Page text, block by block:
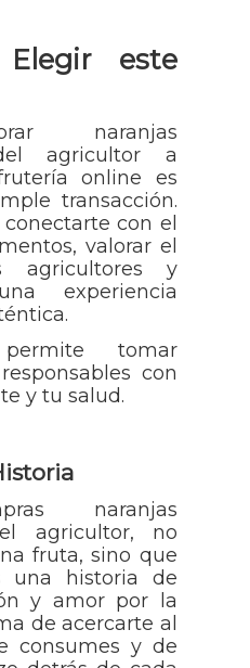
este
naranjas
agricultor a
online es
transacción.
con el
valorar el
agricultores y
experiencia
tomar
con
y tu salud.
naranjas
agricultor, no
fruta, sino que
una historia de
y amor por la
de acercarte al
consumes y de